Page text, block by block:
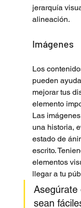
jerarquía
alineación.
Imágenes
Los
pueden
mejorar tus
elemento
Las
una historia,
estado de
escrito.
elementos
llegar a tu
Asegúrate
sean